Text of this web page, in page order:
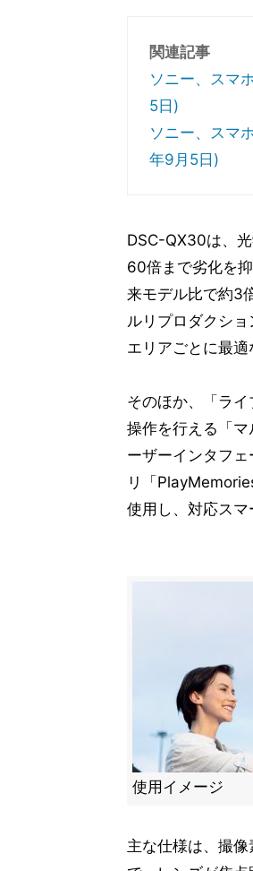
関連記事
ソニー、スマ
5日)
ソニー、スマ
年9月5日)
DSC-QX30は、
60倍まで劣化を
来モデル比で約3
ルリプロダクシ
エリアごとに最適
そのほか、「ラ
操作を行える「
ーザーインタフ
リ「
使用し、対応スマ
使用イメージ
主な仕様は、撮